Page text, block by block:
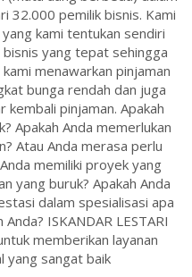
32.000 pemilik bisnis. Kami
kami tentukan sendiri
yang tepat sehingga
menawarkan pinjaman
bunga rendah dan juga
pinjaman. Apakah
Apakah Anda memerlukan
Atau Anda merasa perlu
memiliki proyek yang
yang buruk? Apakah Anda
dalam spesialisasi apa
ISKANDAR LESTARI
memberikan layanan
yang sangat baik